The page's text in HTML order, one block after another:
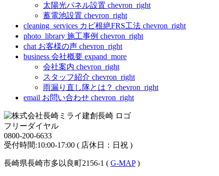
太陽光パネル設置 chevron_right
蓄電池設置 chevron_right
cleaning_services カビ根絶FRS工法 chevron_right
photo_library 施工事例 chevron_right
chat お客様の声 chevron_right
business 会社概要 expand_more
会社案内 chevron_right
スタッフ紹介 chevron_right
雨漏り直し隊とは？ chevron_right
email お問い合わせ chevron_right
フリーダイヤル
0800-200-6633
受付時間:10:00-17:00 ( 店休日：日祝 )
長崎県長崎市多以良町2156-1 ( G-MAP)